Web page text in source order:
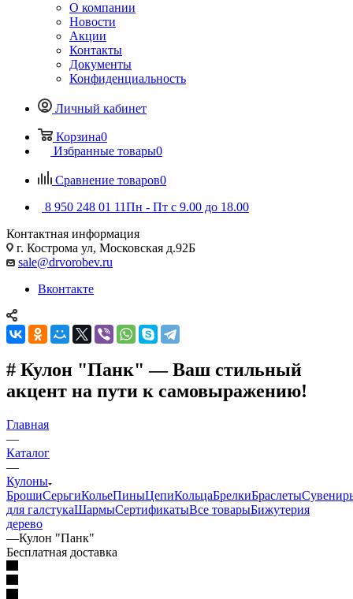
О компании
Новости
Акции
Контакты
Документы
Конфиденциальность
Личный кабинет
Корзина0
Избранные товары0
Сравнение товаров0
8 950 248 01 11Пн - Пт с 9.00 до 18.00
Контактная информация
г. Кострома ул, Московская д.92Б
sale@drvorobev.ru
Вконтакте
# Кулон "Панк" — Ваш стильный
акцент на пути к самовыражению!
Главная
—
Каталог
—
Кулоны
БрошиСерьгиКольеПиныЦепиКольцаБрелкиБраслеты
для галстукаШармыСертификатыВсе товарыБижутерия
дерево
—Кулон "Панк"
Бесплатная доставка